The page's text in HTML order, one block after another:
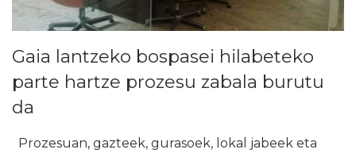
Gaia lantzeko bospasei hilabeteko
parte hartze prozesu zabala burutu
da
Prozesuan, gazteek, gurasoek, lokal jabeek eta